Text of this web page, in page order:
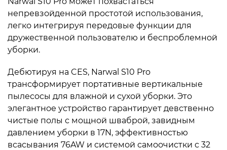
непревзойденной простотой использования,
легко интегрируя передовые функции для
дружественной пользователю и беспроблемной
уборки.
Дебютируя на CES, Narwal S10 Pro
трансформирует портативные вертикальные
пылесосы для влажной и сухой уборки. Это
элегантное устройство гарантирует девственно
чистые полы с мощной шваброй, завидным
давлением уборки в 17N, эффективностью
всасывания 76AW и системой самоочистки с 32